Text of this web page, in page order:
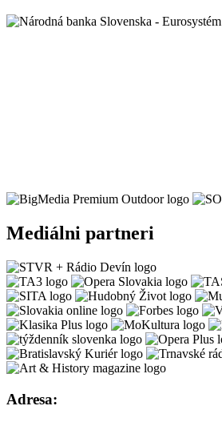
Mediálni partneri
Adresa: